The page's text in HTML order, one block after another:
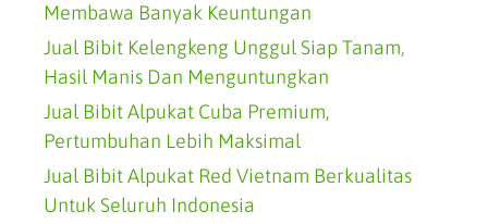
Membawa Banyak Keuntungan
Jual Bibit Kelengkeng Unggul Siap Tanam,
Hasil Manis Dan Menguntungkan
Jual Bibit Alpukat Cuba Premium,
Pertumbuhan Lebih Maksimal
Jual Bibit Alpukat Red Vietnam Berkualitas
Untuk Seluruh Indonesia